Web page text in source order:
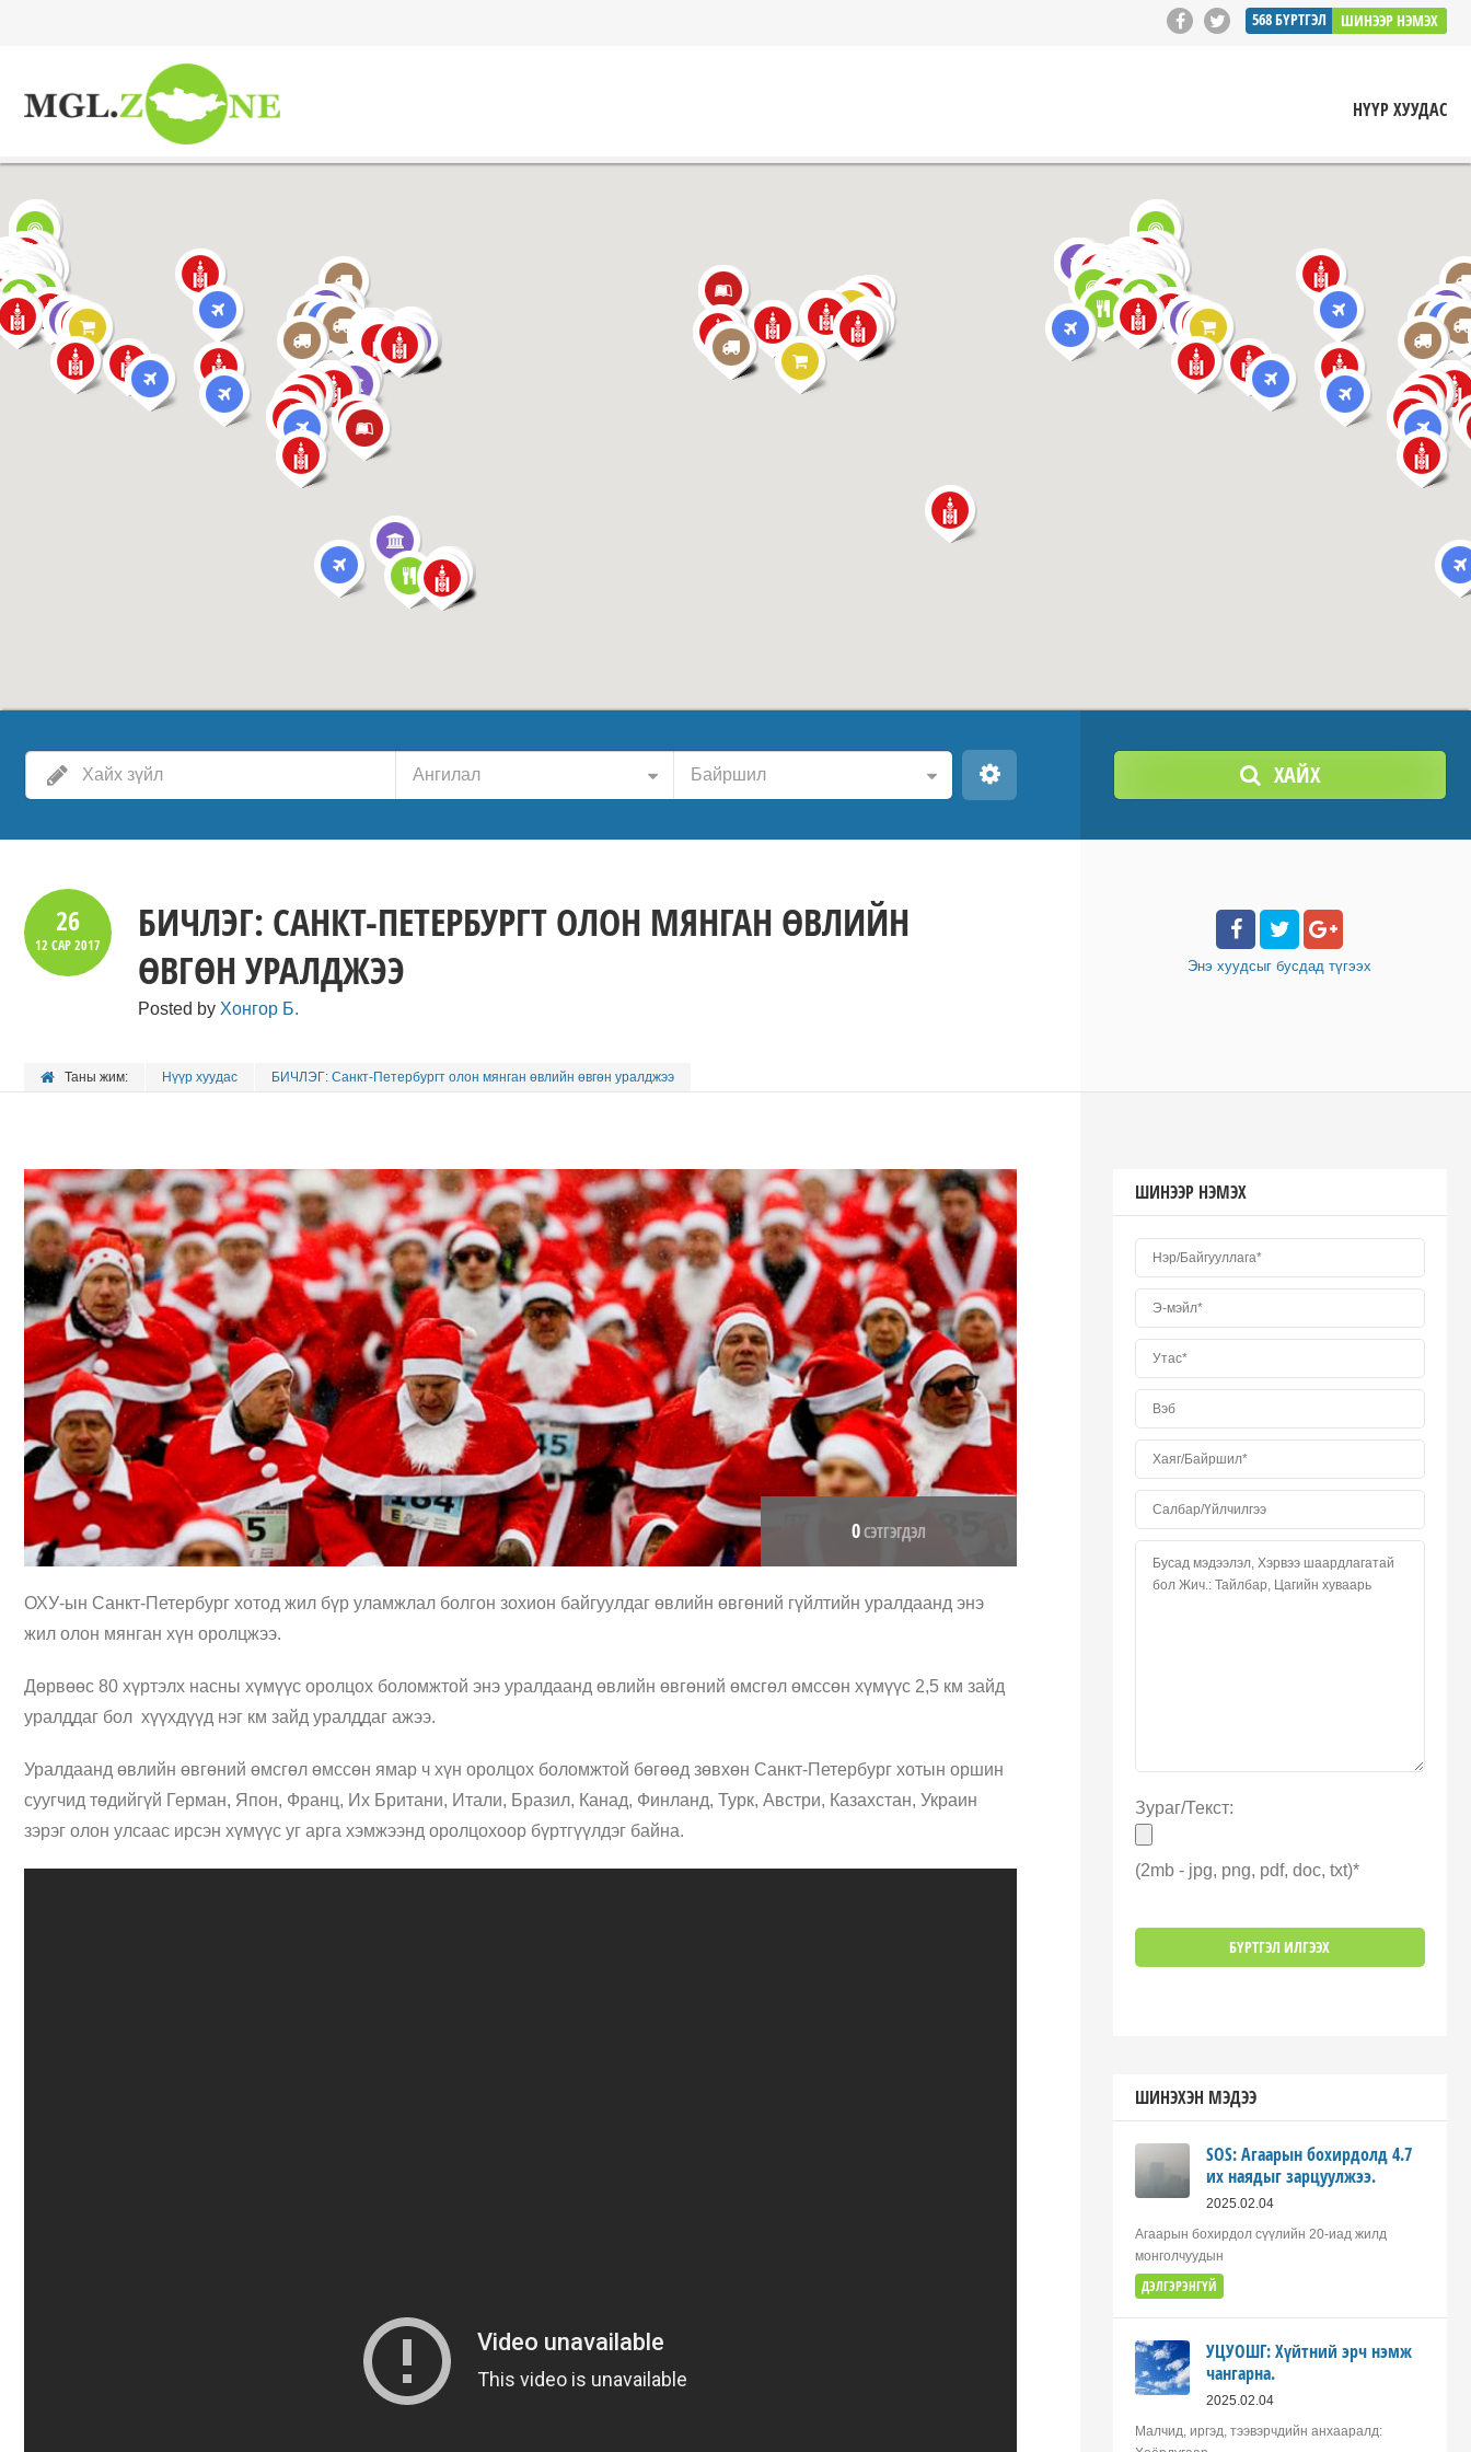
568БҮРТГЭЛ ШИНЭЭР НЭМЭХ
НҮҮР ХУУДАС
Ангилал Байршил ХАЙХ
26
12 САР2017
БИЧЛЭГ: САНКТ-ПЕТЕРБУРГТ ОЛОН МЯНГАН ӨВЛИЙН
ӨВГӨН УРАЛДЖЭЭ
Posted by Хонгор Б.
Таны жим: Нүүр хуудас БИЧЛЭГ: Санкт-Петербургт олон мянган өвлийн өвгөн уралджээ
Энэ хуудсыг бусдад түгээх
0СЭТГЭГДЭЛ
ОХУ-ын Санкт-Петербург хотод жил бүр уламжлал болгон зохион байгуулдаг өвлийн өвгөний гүйлтийн уралдаанд энэ
жил олон мянган хүн оролцжээ.
Дөрвөөс 80 хүртэлх насны хүмүүс оролцох боломжтой энэ уралдаанд өвлийн өвгөний өмсгөл өмссөн хүмүүс 2,5 км зайд
уралддаг бол хүүхдүүд нэг км зайд уралддаг ажээ.
Уралдаанд өвлийн өвгөний өмсгөл өмссөн ямар ч хүн оролцох боломжтой бөгөөд зөвхөн Санкт-Петербург хотын оршин
суугчид төдийгүй Герман, Япон, Франц, Их Британи, Итали, Бразил, Канад, Финланд, Турк, Австри, Казахстан, Украин
зэрэг олон улсаас ирсэн хүмүүс уг арга хэмжээнд оролцохоор бүртгүүлдэг байна.
ШИНЭЭР НЭМЭХ
Зураг/Текст:
(2mb - jpg, png, pdf, doc, txt)*
ШИНЭХЭН МЭДЭЭ
SOS: Агаарын бохирдолд 4.7
их наядыг зарцуулжээ.
2025.02.04
Агаарын бохирдол сүүлийн 20-иад жилд
монголчуудын
ДЭЛГЭРЭНГҮЙ
УЦУОШГ: Хүйтний эрч нэмж
чангарна.
2025.02.04
Малчид, иргэд, тээвэрчдийн анхааралд: